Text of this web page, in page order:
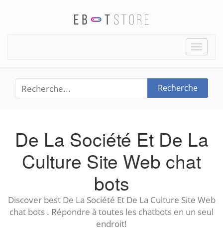
Toggle
Recherche
De La Société Et De La
Culture Site Web chat
bots
Discover best De La Société Et De La Culture Site Web
chat bots . Répondre à toutes les chatbots en un seul
endroit!